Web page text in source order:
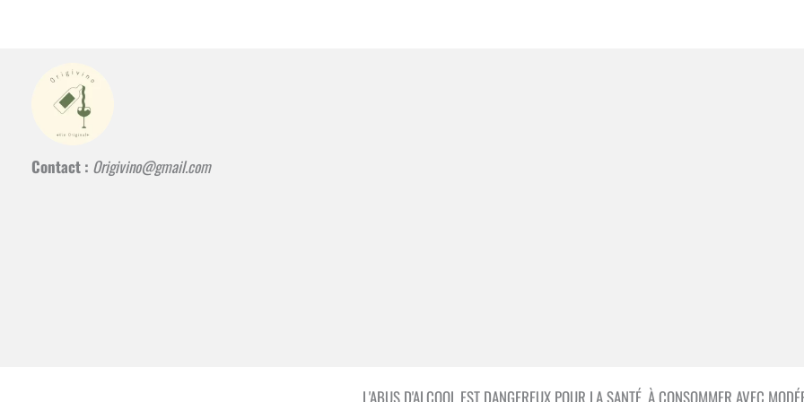
Contact : Origivino@gmail.com
L'ABUS D'ALCOOL EST DANGEREUX POUR LA SANTÉ, À CONSOMMER AVEC